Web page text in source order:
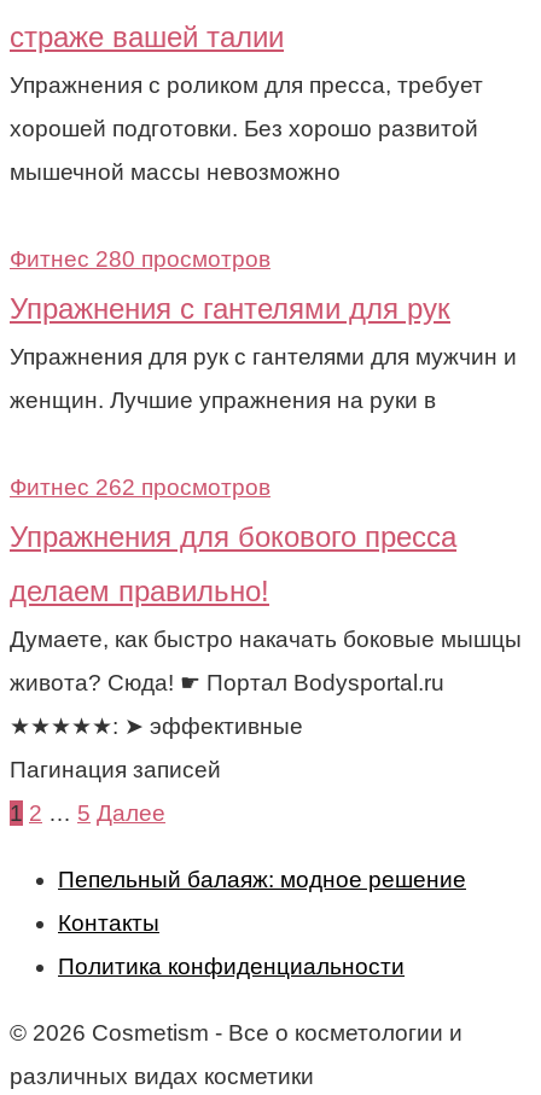
страже вашей талии
Упражнения с роликом для пресса, требует
хорошей подготовки. Без хорошо развитой
мышечной массы невозможно
Фитнес 280 просмотров
Упражнения с гантелями для рук
Упражнения для рук с гантелями для мужчин и
женщин. Лучшие упражнения на руки в
Фитнес 262 просмотров
Упражнения для бокового пресса
делаем правильно!
Думаете, как быстро накачать боковые мышцы
живота? Сюда! ☛ Портал Bodysportal.ru
★★★★★: ➤ эффективные
Пагинация записей
1 2 … 5 Далее
Пепельный балаяж: модное решение
Контакты
Политика конфиденциальности
© 2026 Cosmetism - Все о косметологии и
различных видах косметики